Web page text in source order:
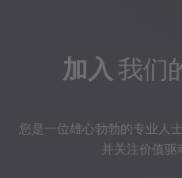
加入 我们
您是一位雄心勃勃的专业人
并关注价值驱